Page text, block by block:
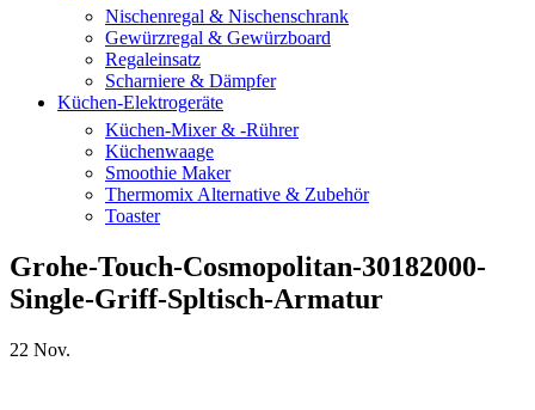
Nischenregal & Nischenschrank
Gewürzregal & Gewürzboard
Regaleinsatz
Scharniere & Dämpfer
Küchen-Elektrogeräte
Küchen-Mixer & -Rührer
Küchenwaage
Smoothie Maker
Thermomix Alternative & Zubehör
Toaster
Grohe-Touch-Cosmopolitan-30182000-
Single-Griff-Spltisch-Armatur
22 Nov.